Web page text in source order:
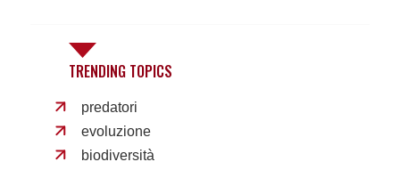
TRENDING TOPICS
predatori
evoluzione
biodiversità